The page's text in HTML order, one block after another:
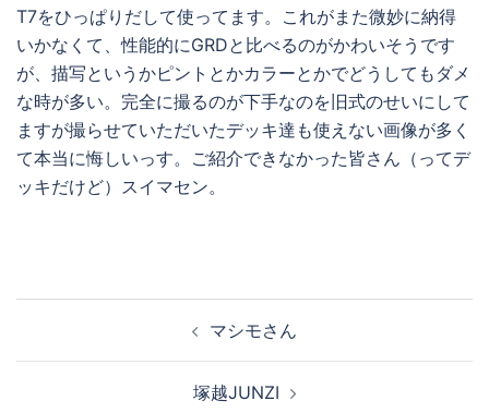
T7をひっぱりだして使ってます。これがまた微妙に納得
いかなくて、性能的にGRDと比べるのがかわいそうです
が、描写というかピントとかカラーとかでどうしてもダメ
な時が多い。完全に撮るのが下手なのを旧式のせいにして
ますが撮らせていただいたデッキ達も使えない画像が多く
て本当に悔しいっす。ご紹介できなかった皆さん（ってデ
ッキだけど）スイマセン。
ナ
マシモさん
塚越JUNZI